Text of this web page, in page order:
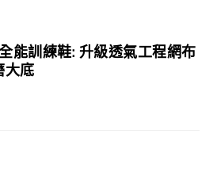
能訓練鞋: 升級透氣工程網布
大底